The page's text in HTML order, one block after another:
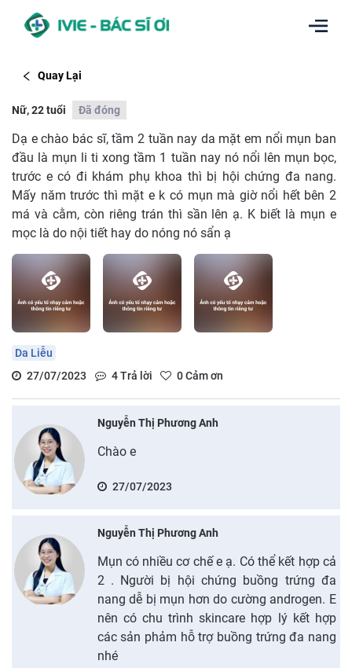
Quay Lại
Nữ, 22 tuổi Đã đóng
Dạ e chào bác sĩ, tầm 2 tuần nay da mặt em nổi mụn ban
đầu là mụn li ti xong tầm 1 tuần nay nó nổi lên mụn bọc,
trước e có đi khám phụ khoa thì bị hội chứng đa nang.
Mấy năm trước thì mặt e k có mụn mà giờ nổi hết bên 2
má và cằm, còn riêng trán thì sần lên ạ. K biết là mụn e
mọc là do nội tiết hay do nóng nó sẩn ạ
Da Liễu
27/07/2023
4Trả lời 0Cảm ơn
Nguyễn Thị Phương Anh
Chào e
27/07/2023
Nguyễn Thị Phương Anh
Mụn có nhiều cơ chế e ạ. Có thể kết hợp cả
2 . Người bị hội chứng buồng trứng đa
nang dễ bị mụn hơn do cường androgen. E
nên có chu trình skincare hợp lý kết hợp
các sản phảm hỗ trợ buồng trứng đa nang
nhé